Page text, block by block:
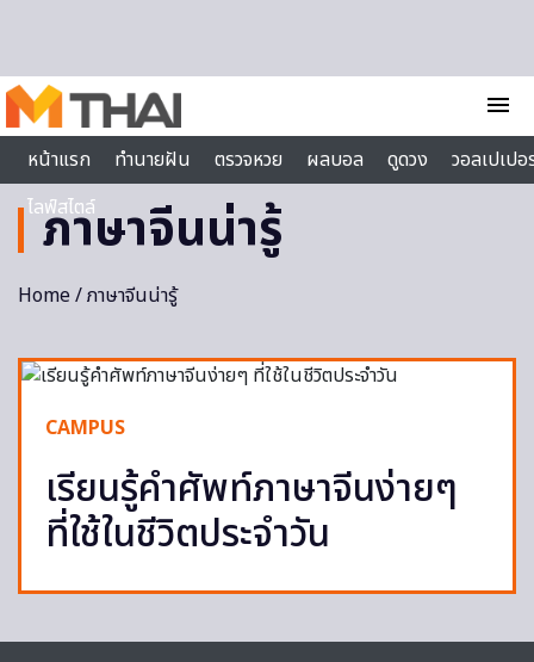
menu
หน้าแรก
ทำนายฝัน ตรวจหวย ผลบอล ดูดวง
วอลเปเป
ไลฟ์สไตล์
ภาษาจีนน่ารู้
Home/ ภาษาจีนน่ารู้
CAMPUS
เรียนรู้คำศัพท์ภาษาจีนง่ายๆ
ที่ใช้ในชีวิตประจำวัน